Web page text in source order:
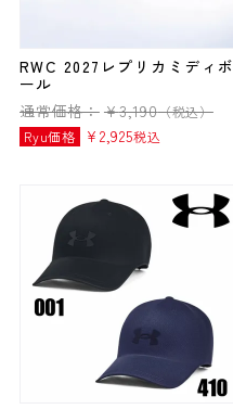
RWC 2027レプリカミディボ
ール
通常価格： ¥3,190（税込）
Ryu価格
¥ 2,925税込